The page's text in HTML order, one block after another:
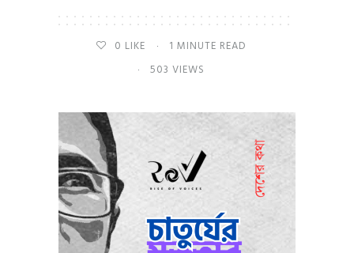
0 LIKE
1 MINUTE READ
503 VIEWS